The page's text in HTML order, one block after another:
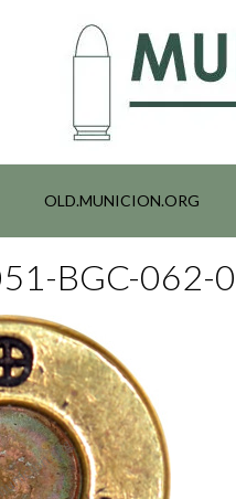
OLD.MUNICION.ORG
BGC-062-